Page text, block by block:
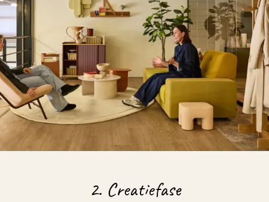
2. Creatiefase